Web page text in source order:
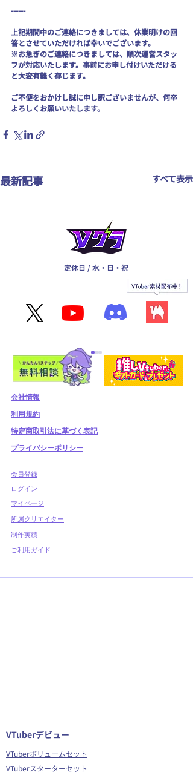
------
上記期間中のご連絡につきましては、休業明けの回
答とさせていただければ幸いでございます。
※お急ぎのご連絡につきましては、順次運営スタッ
フが対応いたします。事前にお申し付けいただける
と大変有難く存じます。
ご不便をおかけし誠に申し訳ございませんが、何卒
よろしくお願いいたします。
最新記事 すべて表示
越谷市発ご当地
ディションを開始しまし
た
定休日 / 水・日・祝
会社情報
利用規約
​特定商取引法に基づく表記
プライバシーポリシー
​会員登録
​ログイン
マイページ
所属クリエイター
制作実績
ご利用ガイド
VTuberデビュー
VTuberボリュームセット
VTuberスターターセット